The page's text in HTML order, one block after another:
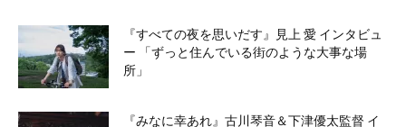
『すべての夜を思いだす』見上 愛 インタビュ
ー 「ずっと住んでいる街のような大事な場
所」
『みなに幸あれ』古川琴音＆下津優太監督 イ